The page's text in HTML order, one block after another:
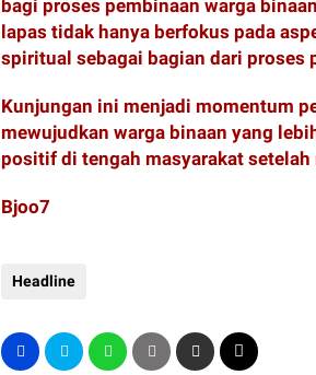
bagi proses pembinaan warga
lapas tidak hanya berfokus pada
spiritual sebagai bagian dari proses
Kunjungan ini menjadi momentum
mewujudkan warga binaan yang
positif di tengah masyarakat
Bjoo7
Headline